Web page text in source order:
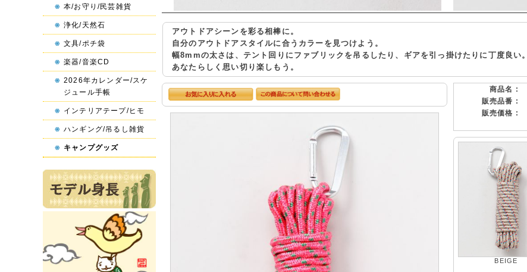
アウトドアシーンを彩る相棒に。
自分のアウトドアスタイルに合うカラーを見つけよう。
幅8mmの太さは、テント回りにファブリックを吊るしたり、ギアを引っ掛けたりに丁度良い。
あなたらしく思い切り楽しもう。
商品名 :
販売品番 :
販売価格 :
BEIGE
本/お守り/民芸雑貨
浄化/天然石
文具/ポチ袋
楽器/音楽CD
2026年カレンダー/スケ
ジュール手帳
インテリアテープ/ヒモ
ハンギング/吊るし雑貨
キャンプグッズ